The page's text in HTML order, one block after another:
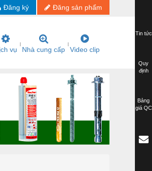
Đăng sản phẩm
Đăng ký
vụ Nhà cung cấp Video clip
Tin tức
Quy
định
Bảng
giá QC